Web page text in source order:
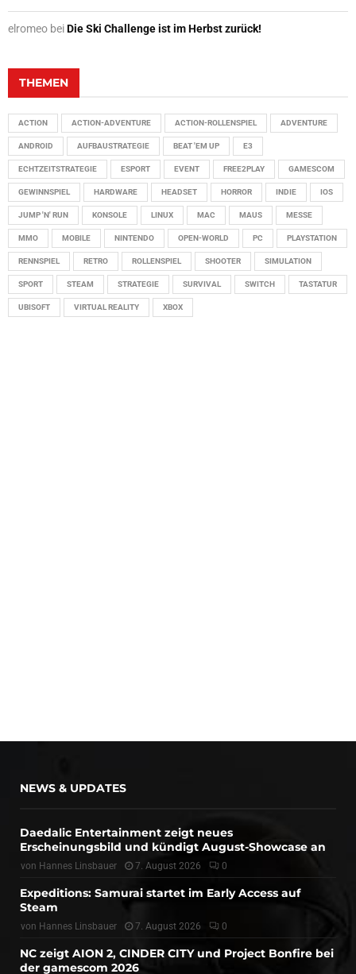
elromeo beiDie Ski Challenge ist im Herbst zurück!
THEMEN
ACTION ACTION-ADVENTURE ACTION-ROLLENSPIEL ADVENTURE
ANDROID AUFBAUSTRATEGIE BEAT 'EM UP E3
ECHTZEITSTRATEGIE ESPORT EVENT FREE2PLAY GAMESCOM
GEWINNSPIEL HARDWARE HEADSET HORROR INDIE IOS
JUMP 'N' RUN KONSOLE LINUX MAC MAUS MESSE
MMO MOBILE NINTENDO OPEN-WORLD PC PLAYSTATION
RENNSPIEL RETRO ROLLENSPIEL SHOOTER SIMULATION
SPORT STEAM STRATEGIE SURVIVAL SWITCH TASTATUR
UBISOFT VIRTUAL REALITY XBOX
NEWS & UPDATES
Daedalic Entertainment zeigt neues
Erscheinungsbild und kündigt August-Showcase an
von Hannes Linsbauer 7. August 2026 0
Expeditions: Samurai startet im Early Access auf
Steam
von Hannes Linsbauer 7. August 2026 0
NC zeigt AION 2, CINDER CITY und Project Bonfire bei
der gamescom 2026